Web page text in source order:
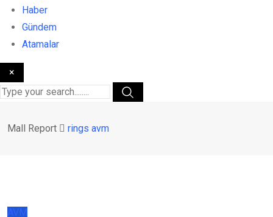
Haber
Gündem
Atamalar
×
Mall Report rings avm
AVM